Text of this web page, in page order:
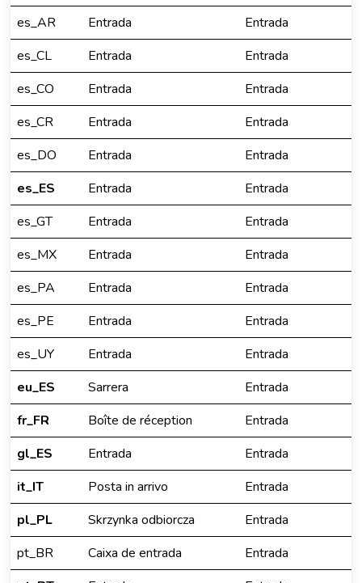
es_AR
Entrada
Entrada
es_CL
Entrada
Entrada
es_CO
Entrada
Entrada
es_CR
Entrada
Entrada
es_DO
Entrada
Entrada
es_ES
Entrada
Entrada
es_GT
Entrada
Entrada
es_MX
Entrada
Entrada
es_PA
Entrada
Entrada
es_PE
Entrada
Entrada
es_UY
Entrada
Entrada
eu_ES
Sarrera
Entrada
fr_FR
Boîte de réception
Entrada
gl_ES
Entrada
Entrada
it_IT
Posta in arrivo
Entrada
pl_PL
Skrzynka odbiorcza
Entrada
pt_BR
Caixa de entrada
Entrada